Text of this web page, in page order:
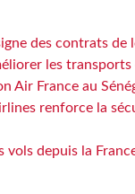
des contrats
les
Air France au
renforce la
vols depuis la